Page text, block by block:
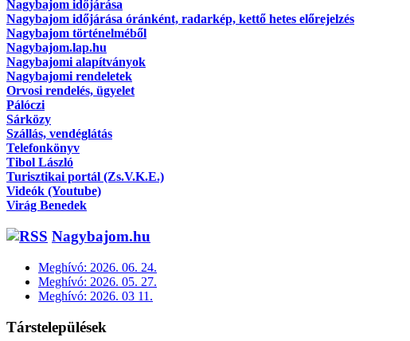
Nagybajom időjárása
Nagybajom időjárása óránként, radarkép, kettő hetes előrejelzés
Nagybajom történelméből
Nagybajom.lap.hu
Nagybajomi alapítványok
Nagybajomi rendeletek
Orvosi rendelés, ügyelet
Pálóczi
Sárközy
Szállás, vendéglátás
Telefonkönyv
Tibol László
Turisztikai portál (Zs.V.K.E.)
Videók (Youtube)
Virág Benedek
Nagybajom.hu
Meghívó: 2026. 06. 24.
Meghívó: 2026. 05. 27.
Meghívó: 2026. 03 11.
Társtelepülések